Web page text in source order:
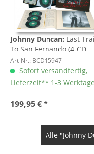
Johnny Duncan: Last
To San Fernando (4-CD
Deluxe Box Set)
Art-Nr.: BCD15947
Sofort versandfertig,
Lieferzeit** 1-3 Werktage
199,95 € *
Alle "Johnny